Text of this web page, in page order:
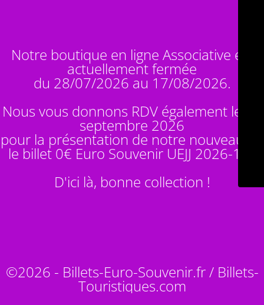
Notre boutique en ligne Associative est
actuellement fermée
du 28/07/2026 au 17/08/2026.
Nous vous donnons RDV également le 14
septembre 2026
pour la présentation de notre nouveauté :
le billet 0€ Euro Souvenir UEJJ 2026-10
D'ici là, bonne collection !
©2026 - Billets-Euro-Souvenir.fr / Billets-
Touristiques.com